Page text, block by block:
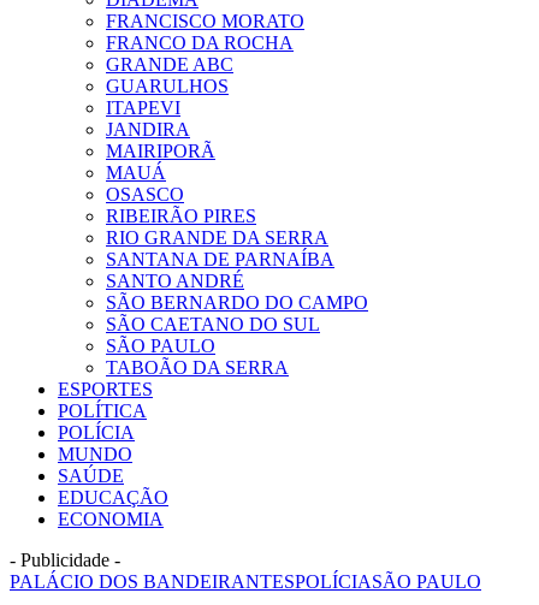
FRANCISCO MORATO
FRANCO DA ROCHA
GRANDE ABC
GUARULHOS
ITAPEVI
JANDIRA
MAIRIPORÃ
MAUÁ
OSASCO
RIBEIRÃO PIRES
RIO GRANDE DA SERRA
SANTANA DE PARNAÍBA
SANTO ANDRÉ
SÃO BERNARDO DO CAMPO
SÃO CAETANO DO SUL
SÃO PAULO
TABOÃO DA SERRA
ESPORTES
POLÍTICA
POLÍCIA
MUNDO
SAÚDE
EDUCAÇÃO
ECONOMIA
- Publicidade -
PALÁCIO DOS BANDEIRANTESPOLÍCIASÃO PAULO